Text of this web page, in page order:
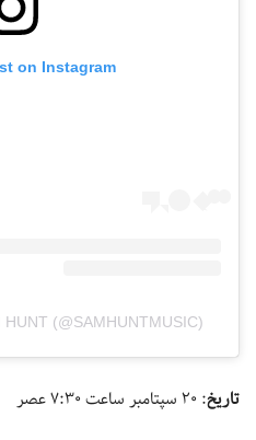
on Instagram
HUNT (@SAMHUNTMUSIC)
تاریخ: ۲۰ سپتامبر ساعت ۷:۳۰ عصر